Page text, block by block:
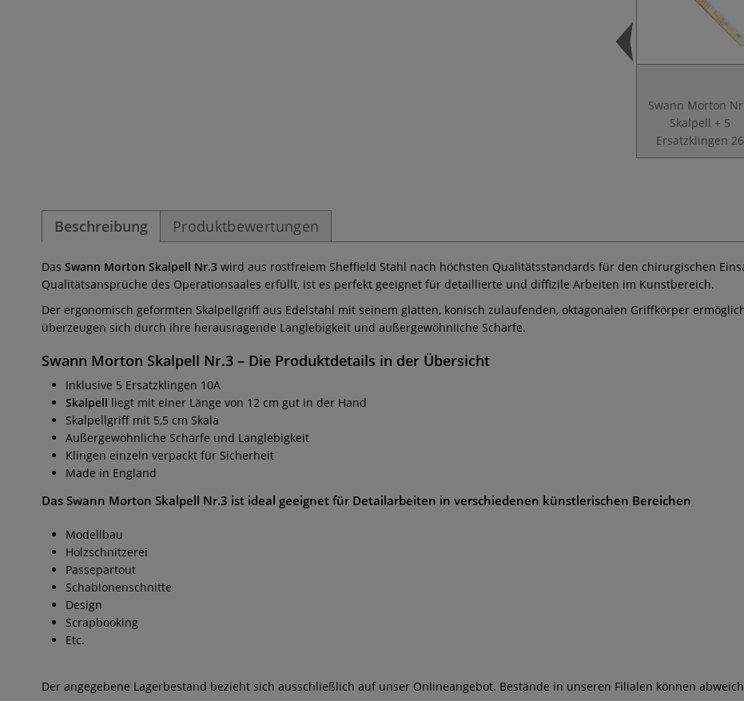
Swann Morton
Skalpell + 5
Ersatzklingen 26
Beschreibung Produktbewertungen
Das Swann Morton Skalpell Nr.3 wird aus rostfreiem Sheffield Stahl nach höchsten Qualitätsstandards für den chirurgischen
Qualitätsansprüche des Operationsaales erfüllt, ist es perfekt geeignet für detaillierte und diffizile Arbeiten im Kunstbereich.
Der ergonomisch geformten Skalpellgriff aus Edelstahl mit seinem glatten, konisch zulaufenden, oktagonalen Griffkörper
überzeugen sich durch ihre herausragende Langlebigkeit und außergewöhnliche Schärfe.
Swann Morton Skalpell Nr.3 – Die Produktdetails in der Übersicht
Inklusive 5 Ersatzklingen 10A
Skalpell liegt mit einer Länge von 12 cm gut in der Hand
Skalpellgriff mit 5,5 cm Skala
Außergewöhnliche Schärfe und Langlebigkeit
Klingen einzeln verpackt für Sicherheit
Made in England
Das Swann Morton Skalpell Nr.3 ist ideal geeignet für Detailarbeiten in verschiedenen künstlerischen Bereichen
Modellbau
Holzschnitzerei
Passepartout
Schablonenschnitte
Design
Scrapbooking
Etc.
Der angegebene Lagerbestand bezieht sich ausschließlich auf unser Onlineangebot. Bestände in unseren Filialen können